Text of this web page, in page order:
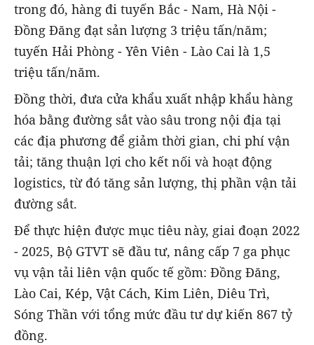
trong đó, hàng đi tuyến Bắc - Nam, Hà Nội -
Đồng Đăng đạt sản lượng 3 triệu tấn/năm;
tuyến Hải Phòng - Yên Viên - Lào Cai là 1,5
triệu tấn/năm.
Đồng thời, đưa cửa khẩu xuất nhập khẩu hàng
hóa bằng đường sắt vào sâu trong nội địa tại
các địa phương để giảm thời gian, chi phí vận
tải; tăng thuận lợi cho kết nối và hoạt động
logistics, từ đó tăng sản lượng, thị phần vận tải
đường sắt.
Để thực hiện được mục tiêu này, giai đoạn 2022
- 2025, Bộ GTVT sẽ đầu tư, nâng cấp 7 ga phục
vụ vận tải liên vận quốc tế gồm: Đồng Đăng,
Lào Cai, Kép, Vật Cách, Kim Liên, Diêu Trì,
Sóng Thần với tổng mức đầu tư dự kiến 867 tỷ
đồng.